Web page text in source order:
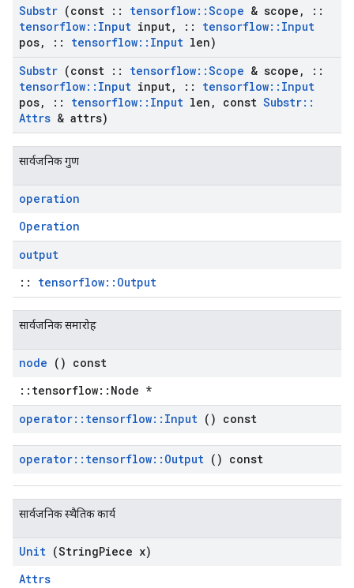
Substr (const :: tensorflow::Scope & scope ,
::
tensorflow:: Input input, :: tensorflow:: Input
pos, :: tensorflow:: Input len)
Substr (const :: tensorflow::Scope & scope ,
::
tensorflow:: Input input, :: tensorflow:: Input
pos, :: tensorflow:: Input len , const Substr::
Attrs & attrs)
सार्वजनिक गुण
operation
Operation
output
:: tensorflow::Output
सार्वजनिक समारोह
node () const
::tensorflow::Node *
operator:: tensorflow:: Input () const
operator:: tensorflow:: Output () const
सार्वजनिक स्थैतिक कार्य
Unit (StringPiece x)
Attrs